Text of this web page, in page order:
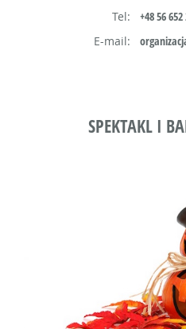
Tel:
+48 56 652
E-mail:
SPEKTAKL I